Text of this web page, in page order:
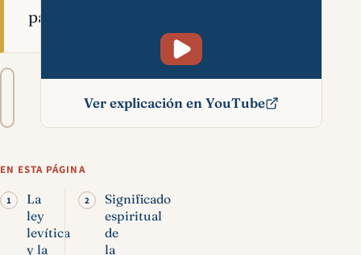
paredes.
Tamaño
A− A+
Ver explicación en YouTube
EN ESTA PÁGINA
La
ley
levítica
y la
Significado
espiritual
de
la